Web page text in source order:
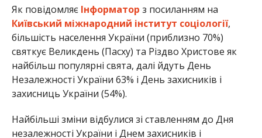
Як повідомляєІнформатор з посиланням на
Київський міжнародний інститут соціології,
більшість населення України (приблизно 70%)
святкує Великдень (Пасху) та Різдво Христове як
найбільш популярні свята, далі йдуть День
Незалежності України 63% і День захисників і
захисниць України (54%).
Найбільші зміни відбулися зі ставленням до Дня
незалежності України і Днем захисників і